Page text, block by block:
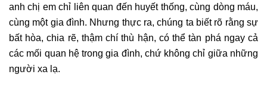
anh chị em chỉ liên quan đến huyết thống, cùng dòng máu,
cùng một gia đình. Nhưng thực ra, chúng ta biết rõ rằng sự
bất hòa, chia rẽ, thậm chí thù hận, có thể tàn phá ngay cả
các mối quan hệ trong gia đình, chứ không chỉ giữa những
người xa lạ.